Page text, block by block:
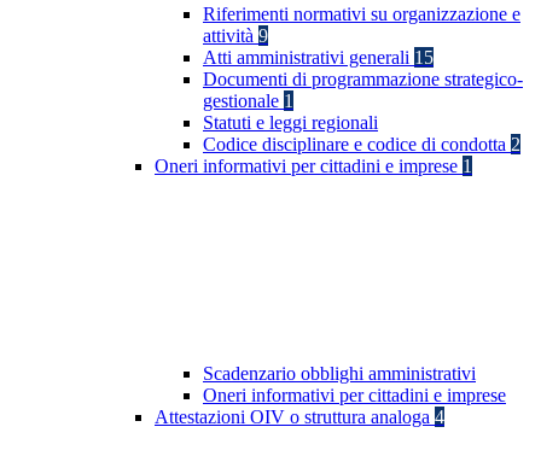
Riferimenti normativi su organizzazione e
attività 9
Atti amministrativi generali 15
Documenti di programmazione strategico-
gestionale 1
Statuti e leggi regionali
Codice disciplinare e codice di condotta 2
Oneri informativi per cittadini e imprese 1
Scadenzario obblighi amministrativi
Oneri informativi per cittadini e imprese
Attestazioni OIV o struttura analoga 4